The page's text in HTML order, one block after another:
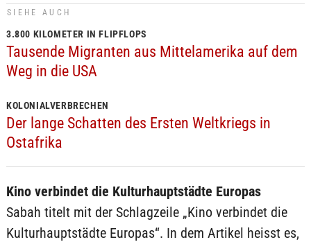
SIEHE AUCH
3.800 KILOMETER IN FLIPFLOPS
Tausende Migranten aus Mittelamerika auf dem
Weg in die USA
KOLONIALVERBRECHEN
Der lange Schatten des Ersten Weltkriegs in
Ostafrika
Kino verbindet die Kulturhauptstädte Europas
Sabah titelt mit der Schlagzeile „Kino verbindet die
Kulturhauptstädte Europas“. In dem Artikel heisst es,